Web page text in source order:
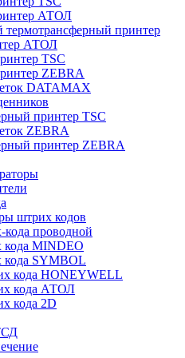
АТОЛ
термотрансферный принтер
АТОЛ
TSC
ZEBRA
DATAMAX
принтер TSC
ZEBRA
принтер ZEBRA
штрих кодов
проводной
кода MINDEO
кода SYMBOL
кода HONEYWELL
кода АТОЛ
кода 2D